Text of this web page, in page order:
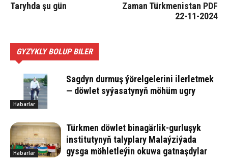
Taryhda şu gün
Zaman Türkmenistan PDF
22-11-2024
GYZYKLY BOLUP BILER
Habarlar
Sagdyn durmuş ýörelgelerini ilerletmek
— döwlet syýasatynyň möhüm ugry
Habarlar
Türkmen döwlet binagärlik-gurluşyk
institutynyň talyplary Malaýziýada
gysga möhletleýin okuwa gatnaşdylar